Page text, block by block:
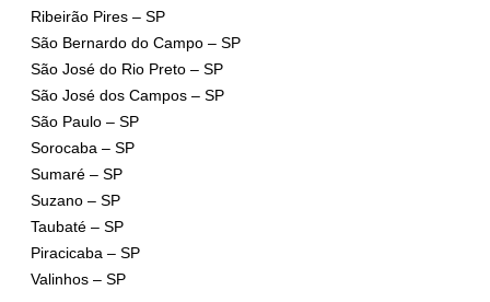
Ribeirão Pires – SP
São Bernardo do Campo – SP
São José do Rio Preto – SP
São José dos Campos – SP
São Paulo – SP
Sorocaba – SP
Sumaré – SP
Suzano – SP
Taubaté – SP
Piracicaba – SP
Valinhos – SP